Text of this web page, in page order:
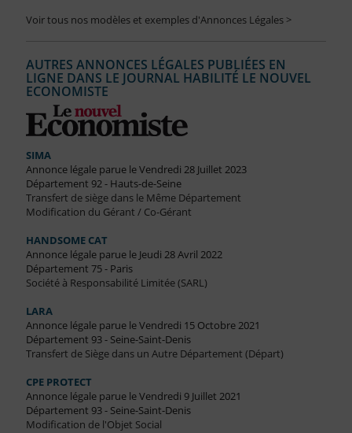
Voir tous nos modèles et exemples d'Annonces Légales >
AUTRES ANNONCES LÉGALES PUBLIÉES EN
LIGNE DANS LE JOURNAL HABILITÉ LE NOUVEL
ECONOMISTE
SIMA
Annonce légale parue le Vendredi 28 Juillet 2023
Département 92 - Hauts-de-Seine
Transfert de siège dans le Même Département
Modification du Gérant / Co-Gérant
HANDSOME CAT
Annonce légale parue le Jeudi 28 Avril 2022
Département 75 - Paris
Société à Responsabilité Limitée (SARL)
LARA
Annonce légale parue le Vendredi 15 Octobre 2021
Département 93 - Seine-Saint-Denis
Transfert de Siège dans un Autre Département (Départ)
CPE PROTECT
Annonce légale parue le Vendredi 9 Juillet 2021
Département 93 - Seine-Saint-Denis
Modification de l'Objet Social